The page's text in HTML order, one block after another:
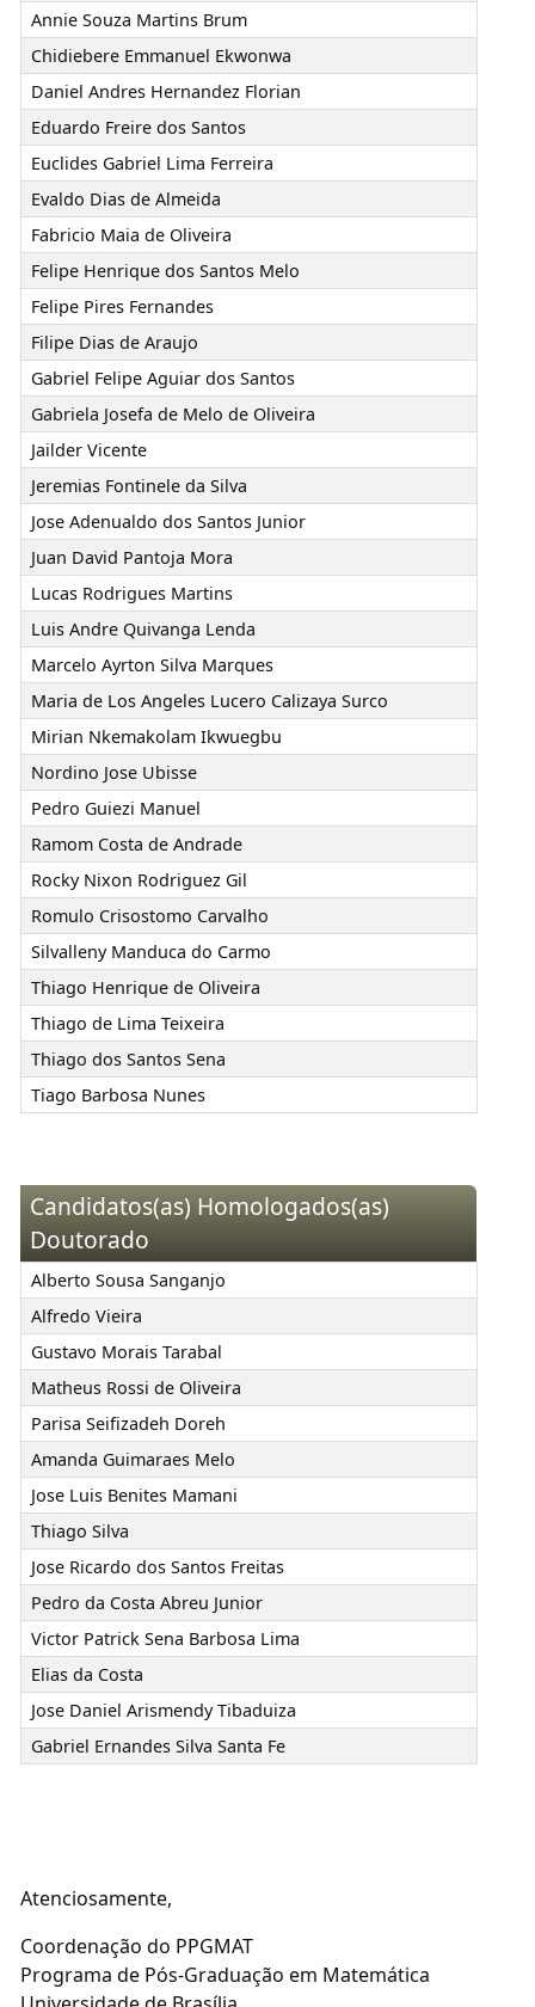
Annie Souza Martins Brum
Chidiebere Emmanuel Ekwonwa
Daniel Andres Hernandez Florian
Eduardo Freire dos Santos
Euclides Gabriel Lima Ferreira
Evaldo Dias de Almeida
Fabricio Maia de Oliveira
Felipe Henrique dos Santos Melo
Felipe Pires Fernandes
Filipe Dias de Araujo
Gabriel Felipe Aguiar dos Santos
Gabriela Josefa de Melo de Oliveira
Jailder Vicente
Jeremias Fontinele da Silva
Jose Adenualdo dos Santos Junior
Juan David Pantoja Mora
Lucas Rodrigues Martins
Luis Andre Quivanga Lenda
Marcelo Ayrton Silva Marques
Maria de Los Angeles Lucero Calizaya Surco
Mirian Nkemakolam Ikwuegbu
Nordino Jose Ubisse
Pedro Guiezi Manuel
Ramom Costa de Andrade
Rocky Nixon Rodriguez Gil
Romulo Crisostomo Carvalho
Silvalleny Manduca do Carmo
Thiago Henrique de Oliveira
Thiago de Lima Teixeira
Thiago dos Santos Sena
Tiago Barbosa Nunes
Candidatos(as) Homologados(as)
Doutorado
Alberto Sousa Sanganjo
Alfredo Vieira
Gustavo Morais Tarabal
Matheus Rossi de Oliveira
Parisa Seifizadeh Doreh
Amanda Guimaraes Melo
Jose Luis Benites Mamani
Thiago Silva
Jose Ricardo dos Santos Freitas
Pedro da Costa Abreu Junior
Victor Patrick Sena Barbosa Lima
Elias da Costa
Jose Daniel Arismendy Tibaduiza
Gabriel Ernandes Silva Santa Fe
Atenciosamente,
Coordenação do PPGMAT
Programa de Pós-Graduação em Matemática